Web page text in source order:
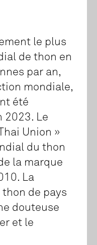
le plus
de thon en
par an,
mondiale,
été
2023. Le
Union »
du thon
la marque
La
thon de pays
douteuse
et le